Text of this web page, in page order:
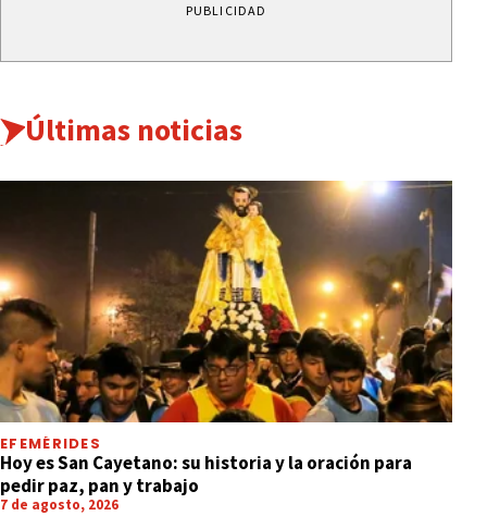
PUBLICIDAD
Últimas noticias
EFEMÉRIDES
Hoy es San Cayetano: su historia y la oración para
pedir paz, pan y trabajo
7 de agosto, 2026